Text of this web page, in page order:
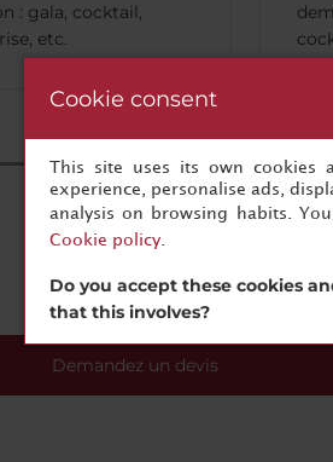
: gala, cocktail,
etc.
Vous n'êtes
Demandez un devis
Cookie consent
This site uses its own cookies
experience, personalise ads,
analysis on browsing habits.
Cookie policy.
Do you accept these cookies
that this involves?